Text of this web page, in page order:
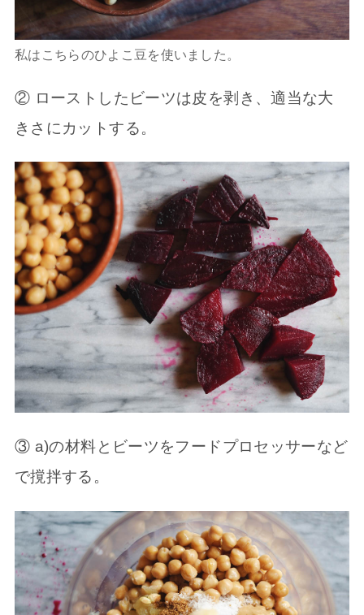
私はこちらのひよこ豆を使いました。
② ローストしたビーツは皮を剥き、適当な大
きさにカットする。
③ a)の材料とビーツをフードプロセッサーなど
で撹拌する。